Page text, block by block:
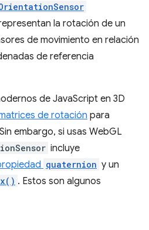
la rotación de un
de movimiento en relación
de referencia
de JavaScript en 3D
de rotación para
embargo, si usas WebGL
incluye
quaternion y un
. Estos son algunos